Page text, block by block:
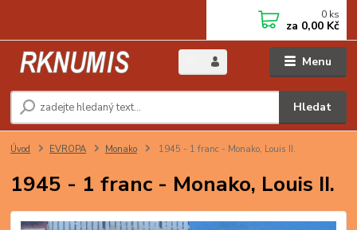
Menu
Hledat
0 ks
za 0,00 Kč
Úvod EVROPA Monako 1945 - 1 franc - Monako, Louis II.
1945 - 1 franc - Monako, Louis II.